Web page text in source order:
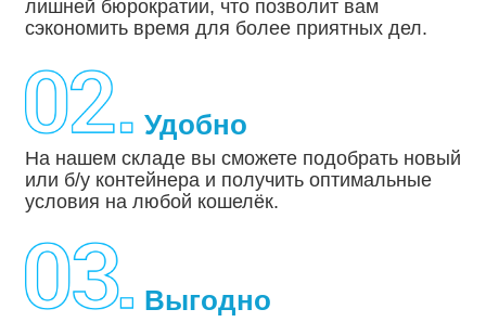
лишней бюрократии, что позволит вам
сэкономить время для более приятных дел.
Удобно
На нашем складе вы сможете подобрать новый
или б/у контейнера и получить оптимальные
условия на любой кошелёк.
Выгодно